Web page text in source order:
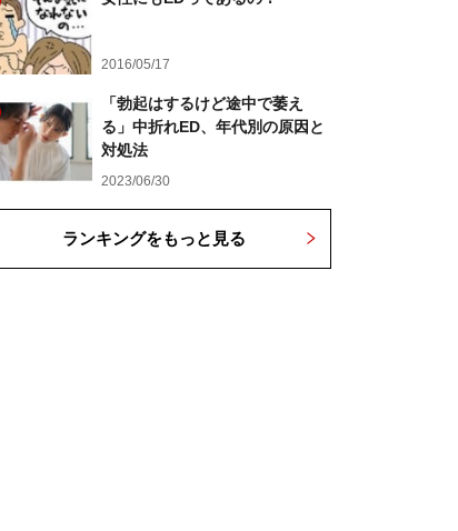
2016/05/17
「勃起はするけど途中で萎え
る」中折れED、年代別の原因と
対処法
2023/06/30
ランキングをもっと見る